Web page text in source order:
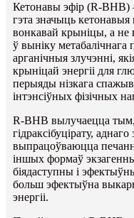
Кетонавы эфір (R-BHB)
гэта значыць кетонавыя
вонкавай крыніцы, а не
ў выніку
арганічныя злучэнні,
крыніцай энергіі для
перыяды нізкага
інтэнсіўных фізічных
R-BHB вылучаецца тым,
гідраксібуцірату,
выпрацоўваюцца
іншых формаў
біядаступны і
больш эфектыўна
энергіі.